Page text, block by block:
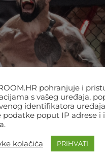
pohranjuje i
s vašeg uređaja,
identifikatora
podatke poput IP adrese
kolačića PRIHVATI